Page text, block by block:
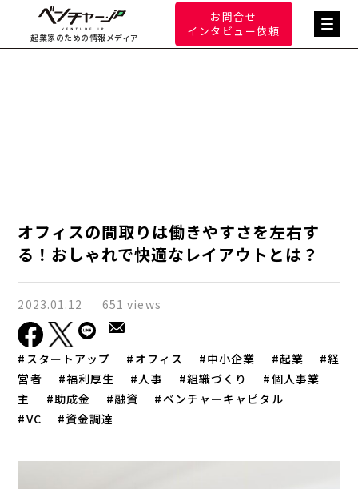
起業家のための情報メディア
お問合せ
インタビュー依頼
オフィスの間取りは働きやすさを左右す
る！おしゃれで快適なレイアウトとは？
2023.01.12 651 views
スタートアップ オフィス 中小企業 起業
経
営者
福利厚生 人事 組織づくり
個人事業
主
助成金 融資
ベンチャーキャピタル
VC
資金調達